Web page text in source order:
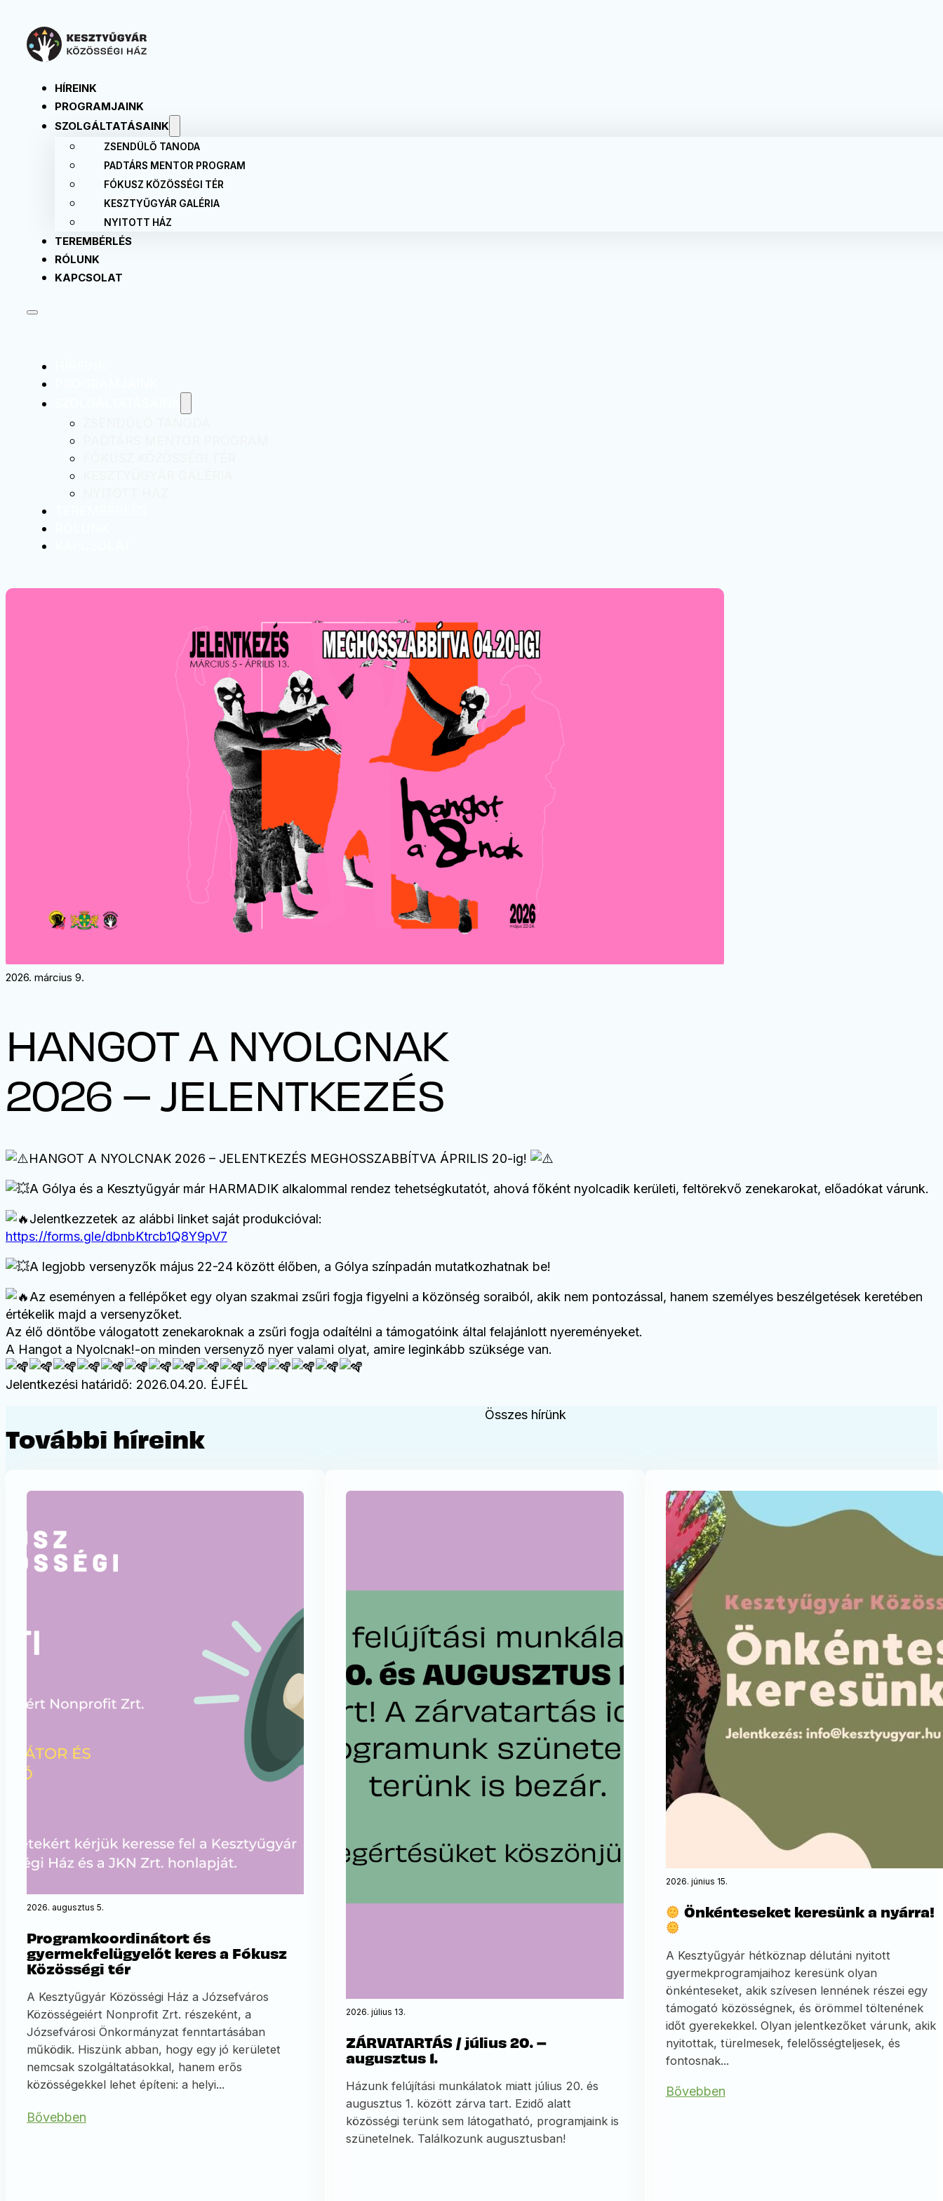
HÍREINK
PROGRAMJAINK
SZOLGÁLTATÁSAINK
ZSENDÜLŐ TANODA
PADTÁRS MENTOR PROGRAM
FÓKUSZ KÖZÖSSÉGI TÉR
KESZTYŰGYÁR GALÉRIA
NYITOTT HÁZ
TEREMBÉRLÉS
RÓLUNK
KAPCSOLAT
2026. március 9.
HANGOT A NYOLCNAK
2026 – JELENTKEZÉS
HANGOT A NYOLCNAK 2026 – JELENTKEZÉS MEGHOSSZABBÍTVA ÁPRILIS 20-ig!
A Gólya és a Kesztyűgyár már HARMADIK alkalommal rendez tehetségkutatót, ahová főként nyolcadik kerületi, feltörekvő zenekarokat, előadókat várunk.
Jelentkezzetek az alábbi linket saját produkcióval:
https://forms.gle/dbnbKtrcb1Q8Y9pV7
A legjobb versenyzők május 22-24 között élőben, a Gólya színpadán mutatkozhatnak be!
Az eseményen a fellépőket egy olyan szakmai zsűri fogja figyelni a közönség soraiból, akik nem pontozással, hanem személyes beszélgetések keretében
értékelik majd a versenyzőket.
Az élő döntőbe válogatott zenekaroknak a zsűri fogja odaítélni a támogatóink által felajánlott nyereményeket.
A Hangot a Nyolcnak!-on minden versenyző nyer valami olyat, amire leginkább szüksége van.
Jelentkezési határidő: 2026.04.20. ÉJFÉL
További híreink
Összes hírünk
2026. augusztus 5.
Programkoordinátort és
gyermekfelügyelőt keres a Fókusz
Közösségi tér
A Kesztyűgyár Közösségi Ház a Józsefváros
Közösségeiért Nonprofit Zrt. részeként, a
Józsefvárosi Önkormányzat fenntartásában
működik. Hiszünk abban, hogy egy jó kerületet
nemcsak szolgáltatásokkal, hanem erős
közösségekkel lehet építeni: a helyi...
Bővebben
2026. július 13.
ZÁRVATARTÁS / július 20. –
augusztus 1.
Házunk felújítási munkálatok miatt július 20. és
augusztus 1. között zárva tart. Ezidő alatt
közösségi terünk sem látogatható, programjaink is
szünetelnek. Találkozunk augusztusban!
2026. június 15.
Önkénteseket keresünk a nyárra!
A Kesztyűgyár hétköznap délutáni nyitott
gyermekprogramjaihoz keresünk olyan
önkénteseket, akik szívesen lennének részei egy
támogató közösségnek, és örömmel töltenének
időt gyerekekkel. Olyan jelentkezőket várunk, akik
nyitottak, türelmesek, felelősségteljesek, és
fontosnak...
Bővebben